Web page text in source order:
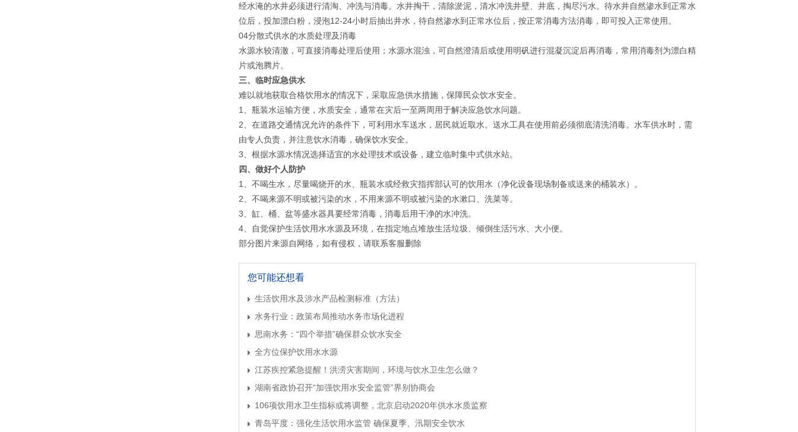
经水淹的水井必须进行清淘、冲洗与消毒。水井掏干，清除淤泥，清水冲洗井壁、井底，掏尽污水。待水井自然渗水到正常水
位后，投加漂白粉，浸泡12-24小时后抽出井水，待自然渗水到正常水位后，按正常消毒方法消毒，即可投入正常使用。
04分散式供水的水质处理及消毒
水源水较清澈，可直接消毒处理后使用；水源水混浊，可自然澄清后或使用明矾进行混凝沉淀后再消毒，常用消毒剂为漂白精
片或泡腾片。
三、临时应急供水
难以就地获取合格饮用水的情况下，采取应急供水措施，保障民众饮水安全。
1、瓶装水运输方便，水质安全，通常在灾后一至两周用于解决应急饮水问题。
2、在道路交通情况允许的条件下，可利用水车送水，居民就近取水。送水工具在使用前必须彻底清洗消毒。水车供水时，需
由专人负责，并注意饮水消毒，确保饮水安全。
3、根据水源水情况选择适宜的水处理技术或设备，建立临时集中式供水站。
四、做好个人防护
1、不喝生水，尽量喝烧开的水、瓶装水或经救灾指挥部认可的饮用水（净化设备现场制备或送来的桶装水）。
2、不喝来源不明或被污染的水，不用来源不明或被污染的水漱口、洗菜等。
3、缸、桶、盆等盛水器具要经常消毒，消毒后用干净的水冲洗。
4、自觉保护生活饮用水水源及环境，在指定地点堆放生活垃圾、倾倒生活污水、大小便。
部分图片来源自网络，如有侵权，请联系客服删除
您可能还想看
生活饮用水及涉水产品检测标准（方法）
水务行业：政策布局推动水务市场化进程
思南水务：“四个举措”确保群众饮水安全
全方位保护饮用水水源
江苏疾控紧急提醒！洪涝灾害期间，环境与饮水卫生怎么做？
湖南省政协召开“加强饮用水安全监管”界别协商会
106项饮用水卫生指标或将调整，北京启动2020年供水水质监察
青岛平度：强化生活饮用水监管 确保夏季、汛期安全饮水